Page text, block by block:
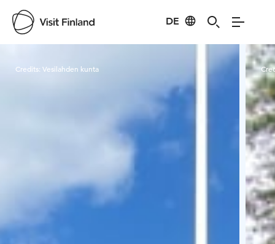
DE
Credits: Vesilahden kunta